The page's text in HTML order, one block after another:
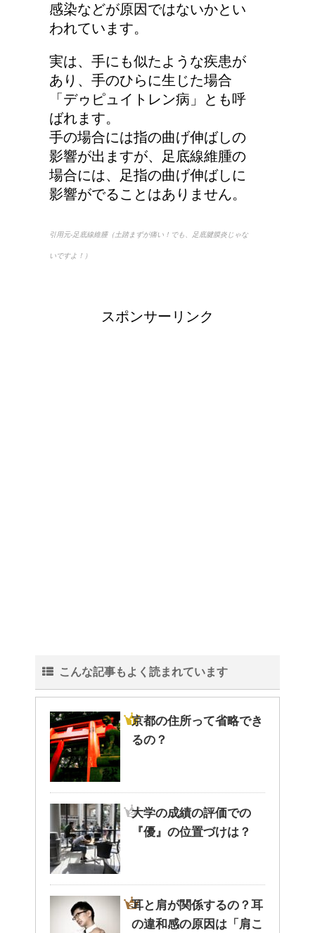
感染などが原因ではないかとい
われています。
実は、手にも似たような疾患が
あり、手のひらに生じた場合
「デゥピュイトレン病」とも呼
ばれます。
手の場合には指の曲げ伸ばしの
影響が出ますが、足底線維腫の
場合には、足指の曲げ伸ばしに
影響がでることはありません。
引用元-足底線維腫（土踏まずが痛い！でも、足底腱膜炎じゃな
いですよ！）
スポンサーリンク
こんな記事もよく読まれています
京都の住所って省略でき
るの？
大学の成績の評価での
『優』の位置づけは？
耳と肩が関係するの？耳
の違和感の原因は「肩こ